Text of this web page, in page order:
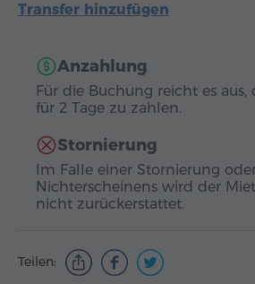
Transfer hinzufügen
Anzahlung
Für die Buchung reicht es aus,
für 2 Tage zu zahlen.
Stornierung
Im Falle einer Stornierung
Nichterscheinens wird der
nicht zurückerstattet.
Teilen: